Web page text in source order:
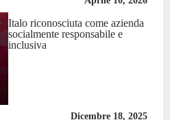
Italo riconosciuta come azienda
socialmente responsabile e
inclusiva
Dicembre 18, 2025